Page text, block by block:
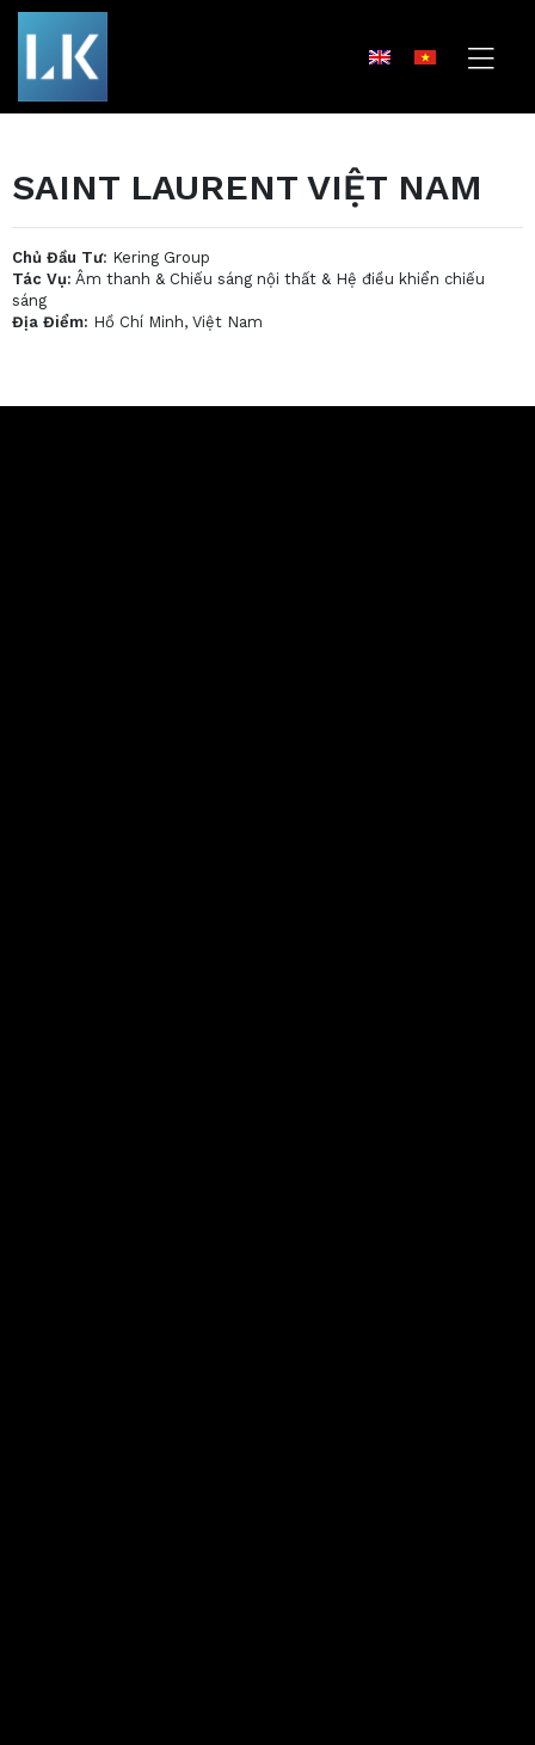
SAINT LAURENT VIỆT NAM
Chủ Đầu Tư: Kering Group
Tác Vụ: Âm thanh & Chiếu sáng nội thất & Hệ điều khiển chiếu
sáng
Địa Điểm: Hồ Chí Minh, Việt Nam